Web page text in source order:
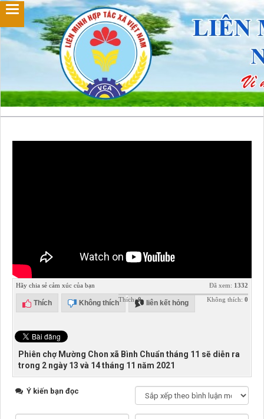
Hãy chia sẻ cảm xúc của bạn
Thích Không thích liên kết hỏng
Đã xem: 1332
Thích:0 Không thích: 0
Phiên chợ Mường Chon xã Bình Chuẩn tháng 11 sẽ diễn ra
trong 2 ngày 13 và 14 tháng 11 năm 2021
Ý kiến bạn đọc